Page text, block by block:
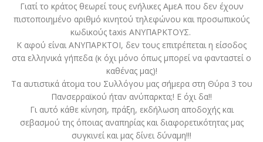
Γιατί το κράτος θεωρεί τους ενήλικες ΑμεΑ που δεν έχουν
πιστοποιημένο αριθμό κινητού τηλεφώνου και προσωπικούς
κωδικούς taxis ΑΝΥΠΑΡΚΤΟΥΣ.
Κ αφού είναι ΑΝΥΠΑΡΚΤΟΙ, δεν τους επιτρέπεται η είσοδος
στα ελληνικά γήπεδα (κ όχι μόνο όπως μπορεί να φανταστεί ο
καθένας μας)!
Τα αυτιστικά άτομα του Συλλόγου μας σήμερα στη Θύρα 3 του
Πανσερραϊκού ήταν ανύπαρκτα;! Ε όχι δα!!
Γι αυτό κάθε κίνηση, πράξη, εκδήλωση αποδοχής και
σεβασμού της όποιας αναπηρίας και διαφορετικότητας μας
συγκινεί και μας δίνει δύναμη!!!